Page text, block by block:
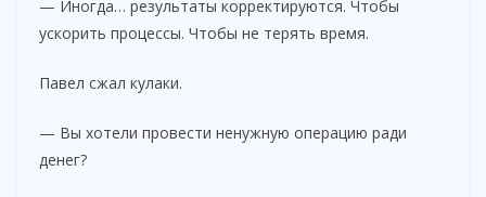
— Иногда… результаты корректируются. Чтобы
ускорить процессы. Чтобы не терять время.
Павел сжал кулаки.
— Вы хотели провести ненужную операцию ради
денег?